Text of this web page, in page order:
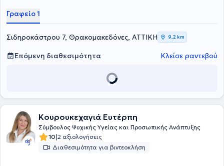
Γραφείο 1
Σιδηροκάστρου 7, Θρακομακεδόνες, ΑΤΤΙΚΗ 9,2 km
Επόμενη διαθεσιμότητα Κλείσε ραντεβού
Κουρουκεχαγιά Ευτέρπη
Σύμβουλος Ψυχικής Υγείας και Προσωπικής Ανάπτυξης
10|2 αξιολογήσεις
Διαθεσιμότητα για βιντεοκλήση